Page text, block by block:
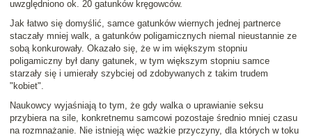
uwzględniono ok. 20 gatunków kręgowców.
Jak łatwo się domyślić, samce gatunków wiernych jednej partnerce
staczały mniej walk, a gatunków poligamicznych niemal nieustannie ze
sobą konkurowały. Okazało się, że w im większym stopniu
poligamiczny był dany gatunek, w tym większym stopniu samce
starzały się i umierały szybciej od zdobywanych z takim trudem
"kobiet".
Naukowcy wyjaśniają to tym, że gdy walka o uprawianie seksu
przybiera na sile, konkretnemu samcowi pozostaje średnio mniej czasu
na rozmnażanie. Nie istnieją więc ważkie przyczyny, dla których w toku